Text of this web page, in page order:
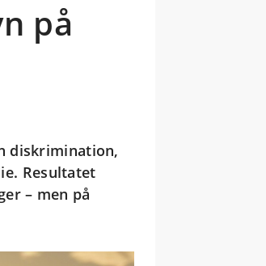
på
diskrimination,
Resultatet
– men på